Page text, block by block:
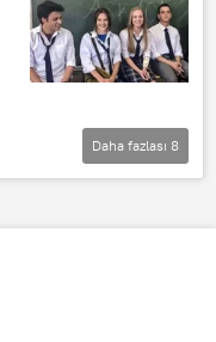
Daha fazlası 8